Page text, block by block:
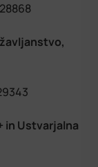
in Ustvarjalna